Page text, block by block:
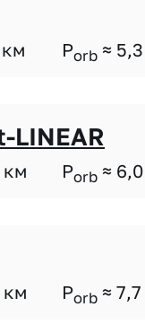
Porb ≈ 5,3
LINEAR
км Porb ≈ 6,0
км Porb ≈ 7,7